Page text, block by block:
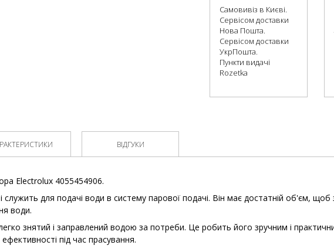
Самовивіз в Києві.
Сервісом доставки
Нова Пошта.
Сервісом доставки
УкрПошта.
Пункти видачі
Rozetka
Electrolux 4055454906.
служить для подачі води в систему парової подачі. Він має достатній об'єм,
води.
знятий і заправлений водою за потреби. Це робить його зручним і
під час прасування.
ВІДГУКИ